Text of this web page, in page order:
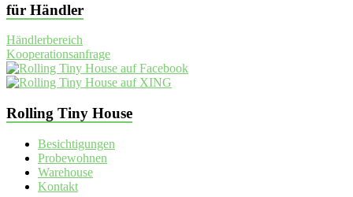
für Händler
Händlerbereich
Kooperationsanfrage
Rolling Tiny House
Besichtigungen
Probewohnen
Warehouse
Kontakt